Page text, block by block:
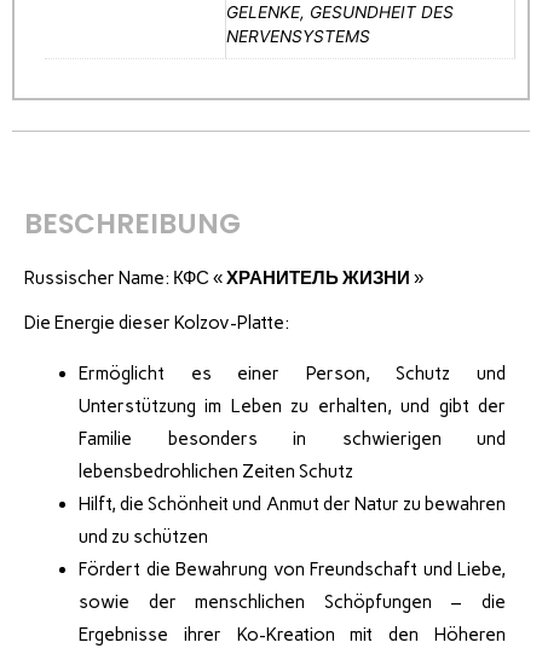
GELENKE, GESUNDHEIT DES
NERVENSYSTEMS
BESCHREIBUNG
Russischer Name: КФС «ХРАНИТЕЛЬ ЖИЗНИ »
Die Energie dieser Kolzov-Platte:
Ermöglicht es einer Person, Schutz und
Unterstützung im Leben zu erhalten, und gibt der
Familie besonders in schwierigen und
lebensbedrohlichen Zeiten Schutz
Hilft, die Schönheit und Anmut der Natur zu bewahren
und zu schützen
Fördert die Bewahrung von Freundschaft und Liebe,
sowie der menschlichen Schöpfungen – die
Ergebnisse ihrer Ko-Kreation mit den Höheren